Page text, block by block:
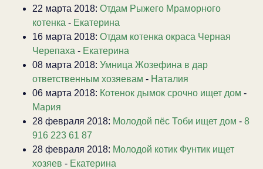
22 марта 2018: Отдам Рыжего Мраморного
котенка - Екатерина
16 марта 2018: Отдам котенка окраса Черная
Черепаха - Екатерина
08 марта 2018: Умница Жозефина в дар
ответственным хозяевам - Наталия
06 марта 2018: Котенок дымок срочно ищет дом -
Мария
28 февраля 2018: Молодой пёс Тоби ищет дом - 8
916 223 61 87
28 февраля 2018: Молодой котик Фунтик ищет
хозяев - Екатерина